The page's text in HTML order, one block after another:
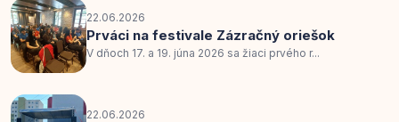
22.06.2026
Prváci na festivale Zázračný oriešok
V dňoch 17. a 19. júna 2026 sa žiaci prvého r...
22.06.2026